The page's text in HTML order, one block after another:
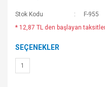
Stok Kodu
F-955
* 12,87 TL den başlayan
SEÇENEKLER
1